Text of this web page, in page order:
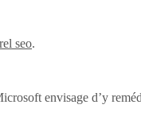
seo.
envisage d’y